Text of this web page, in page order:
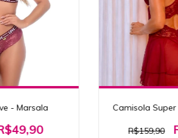
- Marsala Camisola
R$159,90